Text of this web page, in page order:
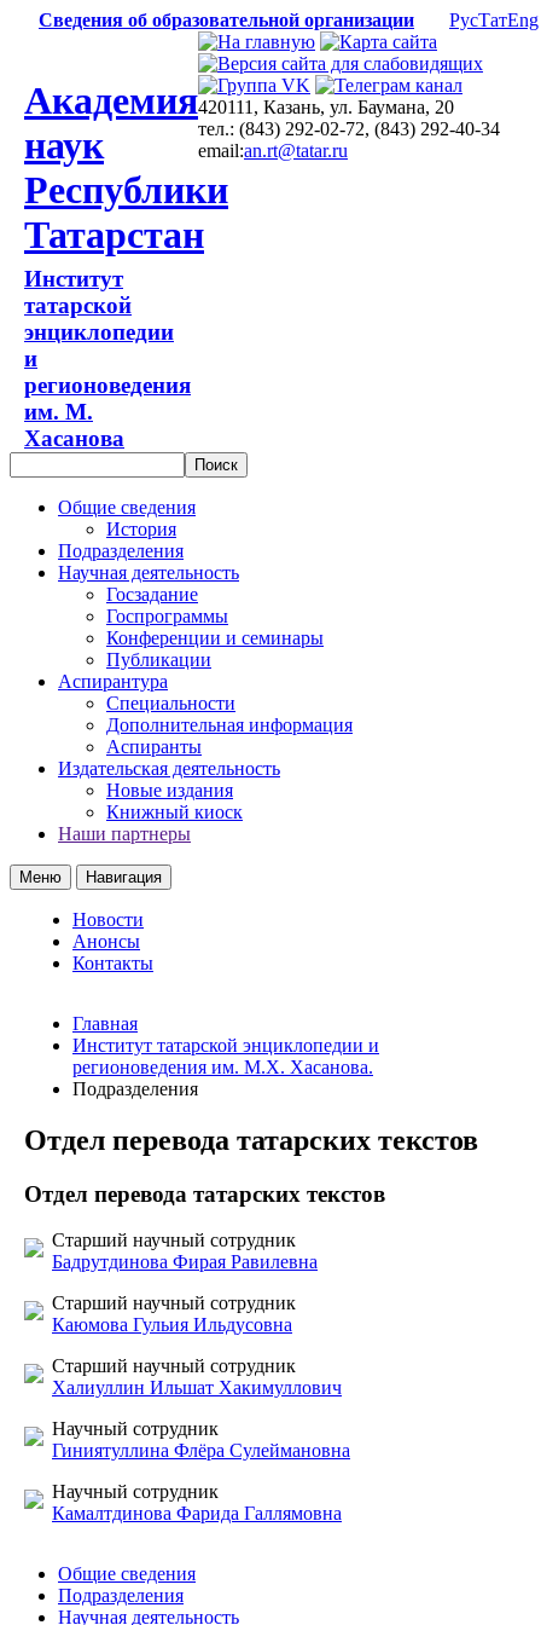
Сведения об образовательной организации РусТатEng
Академия
наук
Республики
Татарстан
Институт
татарской
энциклопедии
и
регионоведения
им. М.
Хасанова
420111, Казань, ул. Баумана, 20
тел.: (843) 292-02-72, (843) 292-40-34
email:an.rt@tatar.ru
Общие сведения
История
Подразделения
Научная деятельность
Госзадание
Госпрограммы
Конференции и семинары
Публикации
Аспирантура
Специальности
Дополнительная информация
Аспиранты
Издательская деятельность
Новые издания
Книжный киоск
Наши партнеры
Меню Навигация
Новости
Анонсы
Контакты
Главная
Институт татарской энциклопедии и
регионоведения им. М.Х. Хасанова.
Подразделения
Отдел перевода татарских текстов
Отдел перевода татарских текстов
Старший научный сотрудник
Бадрутдинова Фирая Равилевна
Старший научный сотрудник
Каюмова Гульия Ильдусовна
Старший научный сотрудник
Халиуллин Ильшат Хакимуллович
Научный сотрудник
Гиниятуллина Флёра Сулеймановна
Научный сотрудник
Камалтдинова Фарида Галлямовна
Общие сведения
Подразделения
Научная деятельность